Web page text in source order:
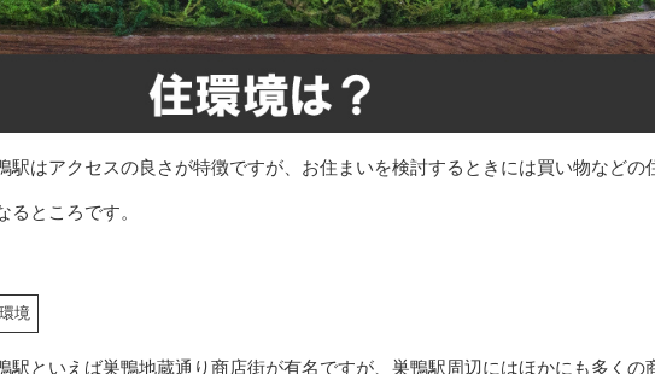
駅はアクセスの良さが特徴ですが、お住まいを検討するときには買い物などの
るところです。
境
駅といえば巣鴨地蔵通り商店街が有名ですが、巣鴨駅周辺にはほかにも多くの